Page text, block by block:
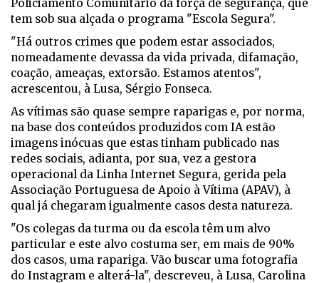
Policiamento Comunitário da força de segurança, que
tem sob sua alçada o programa "Escola Segura".
"Há outros crimes que podem estar associados,
nomeadamente devassa da vida privada, difamação,
coação, ameaças, extorsão. Estamos atentos",
acrescentou, à Lusa, Sérgio Fonseca.
As vítimas são quase sempre raparigas e, por norma,
na base dos conteúdos produzidos com IA estão
imagens inócuas que estas tinham publicado nas
redes sociais, adianta, por sua, vez a gestora
operacional da Linha Internet Segura, gerida pela
Associação Portuguesa de Apoio à Vítima (APAV), à
qual já chegaram igualmente casos desta natureza.
"Os colegas da turma ou da escola têm um alvo
particular e este alvo costuma ser, em mais de 90%
dos casos, uma rapariga. Vão buscar uma fotografia
do Instagram e alterá-la", descreveu, à Lusa, Carolina